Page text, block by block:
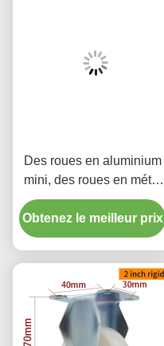
Des roues en aluminium
mini, des roues en métal
de 1,5 pouce.
Obtenez le meilleur prix